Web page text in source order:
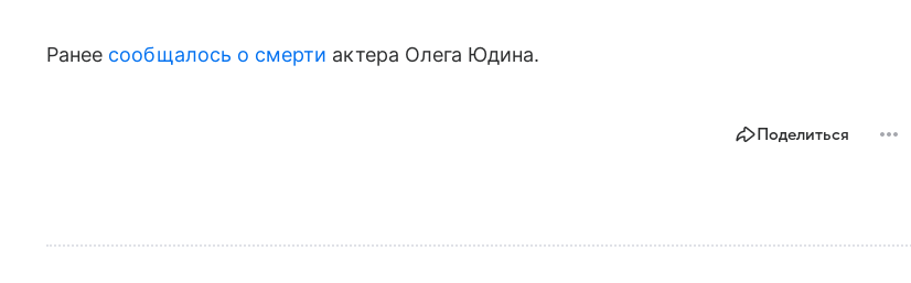
Ранее сообщалось о смерти актера Олега Юдина.
Поделиться